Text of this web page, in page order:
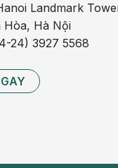
suy giáp
vùng thiêu i-ốt
ung thư hạch
Landmark
Hòa, Hà Nội
24) 3927 5568